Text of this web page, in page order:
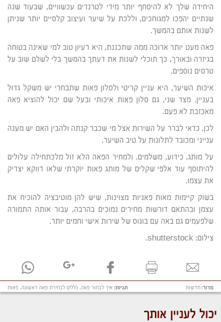
היחידה שלך לא להיסחף יותר מידי לטרנדים עכשוויים, שבעוד שנה
שנתיים יהפכו למגוחכים, וללכת על שיער ועיצוב קלסיים יותר שניתן
לשנות אותם בהמשך.
פאה מעט יותר ארוכה ממה שתכננת, היא רעיון טוב למי שאינה בטוחה
בגיזרה ובאורך, כך תוכלי לשנות את דעתך בהמשך בלי לשלם שוב על
טרסים נוספים.
איכות השיער, היא עניין קריטי ולסלון פאות שתבחרי יש משקל גדול
בעניין. מצד שני, גם סלון פאות איכותי ובעל שם יכול להוציא פאה
מאכזבת לא פעם.
לכן, כדאי לברר על השירות אצל מי שכבר קנתה ולהבין האם יש מענה
ענייני ומכובד לתלונות על טיב השיער.
על מותג, כידוע, משלמים. ולמחיר הפאה הלא זול מלכתחילה עלולים
להיתוסף עוד אלפי שקלים של מותג פאות יוקרתי שלאו דווקא יצדיק
את עצמו.
בשוק קיימות מאות פאניות מצוינות, שיש להן מוטיבציה להוכיח את
עצמן ובהתאם דורשות מחירים נמוכים בהרבה, עבור אותה התמורה
שלפעמים גם באה עם בונוס של שירות אישי וחמים יותר.
צילום: shutterstock.
תגיות: איך לבחור פאה, כללים לבחירת פאה ראשונה, פאות מדור:חדשות
יכול לעניין אותך